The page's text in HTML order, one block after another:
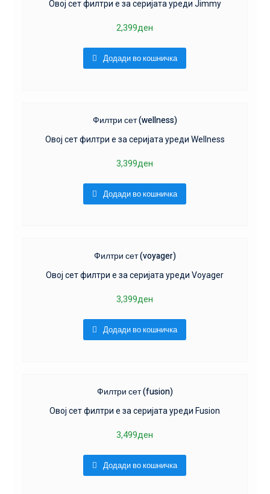
Овој сет филтри е за серијата уреди Jimmy
2,399ден
Додади во кошничка
Филтри сет (wellness)
Oвој сет филтри е за серијата уреди Wellness
3,399ден
Додади во кошничка
Филтри сет (voyager)
Oвој сет филтри е за серијата уреди Voyager
3,399ден
Додади во кошничка
Филтри сет (fusion)
Oвој сет филтри е за серијата уреди Fusion
3,499ден
Додади во кошничка